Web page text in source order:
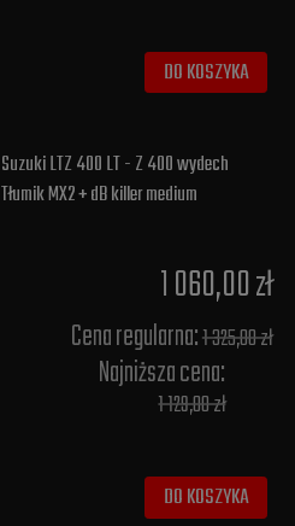
DO KOSZYKA
Suzuki LTZ 400 LT - Z 400 wydech
Tłumik MX2 + dB killer medium
1 060,00 zł
Cena regularna:1 325,00 zł
Najniższa cena:
1 129,00 zł
DO KOSZYKA